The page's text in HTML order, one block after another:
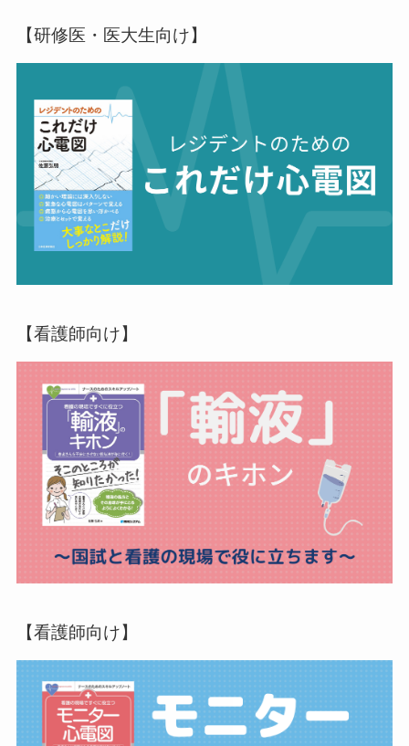
【研修医・医大生向け】
【看護師向け】
【看護師向け】